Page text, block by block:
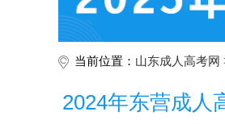
当前位置： 山东成人高考网
2024年东营成人